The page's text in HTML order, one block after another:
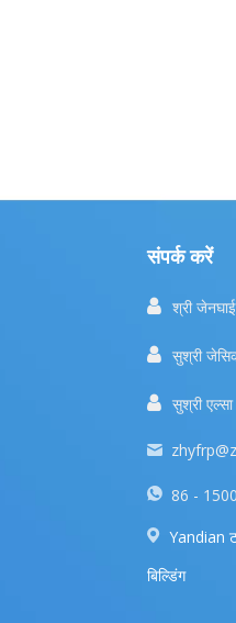
संपर्क करें
 श्री
 सुश्री
 सुश्री
86 -
Yandian
बिल्डिंग